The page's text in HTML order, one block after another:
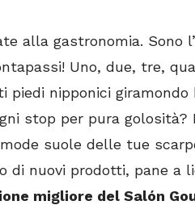
alla gastronomia. Sono
Uno, due, tre,
nipponici giramondo
stop per pura golosità?
suole delle tue
di nuovi prodotti, pane a
migliore del Salón